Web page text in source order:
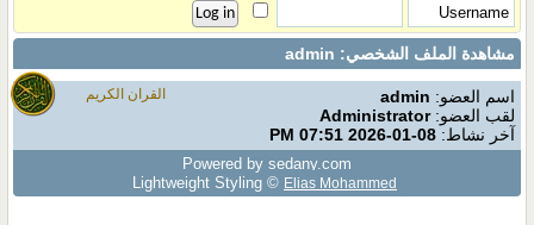
القران الكريم
مشاهدة الملف الشخصي: admin
اسم العضو: admin
لقب العضو:Administrator
آخر نشاط: 08-01-2026
07:51 PM
Powered by sedany.com
Lightweight Styling © Elias Mohammed